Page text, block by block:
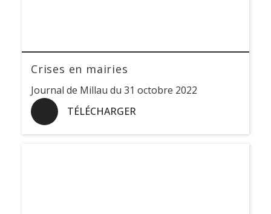
Crises en mairies
Journal de Millau du 31 octobre 2022
TÉLÉCHARGER